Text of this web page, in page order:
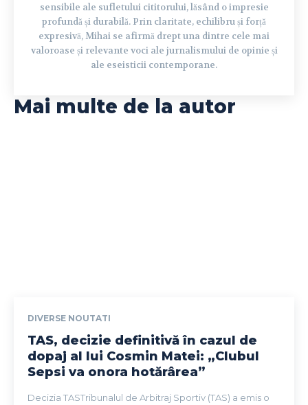
sensibile ale sufletului cititorului, lăsând o impresie
profundă și durabilă. Prin claritate, echilibru și forță
expresivă, Mihai se afirmă drept una dintre cele mai
valoroase și relevante voci ale jurnalismului de opinie și
ale eseisticii contemporane.
Mai multe de la autor
DIVERSE NOUTATI
TAS, decizie definitivă în cazul de
dopaj al lui Cosmin Matei: „Clubul
Sepsi va onora hotărârea”
Decizia TASTribunalul de Arbitraj Sportiv (TAS) a emis o